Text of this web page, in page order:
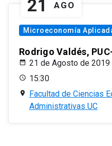
21 AGO
Microeconomía
Rodrigo Valdés,
21 de Agosto de 2019
15:30
Facultad de Ciencias
Administrativas UC